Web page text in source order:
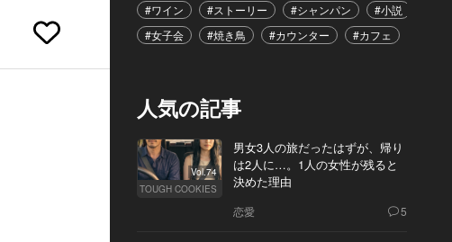
#ワイン #ストーリー #シャンパン #小説
#女子会
#焼き鳥 #カウンター #カフェ
人気の記事
Vol.74
TOUGH COOKIES
男女3人の旅だったはずが、帰り
は2人に…。1人の女性が残ると
決めた理由
恋愛 5